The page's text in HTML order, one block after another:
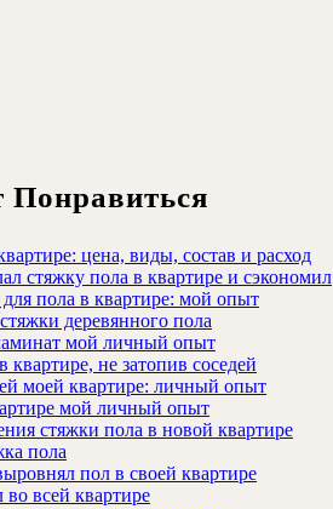
цена, виды, состав и расход
стяжку пола в квартире и сэкономил
пола в квартире: мой опыт
деревянного пола
мой личный опыт
квартире, не затопив соседей
моей квартире: личный опыт
мой личный опыт
стяжки пола в новой квартире
пола
пол в своей квартире
во всей квартире